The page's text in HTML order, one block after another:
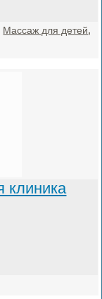
Массаж для детей,
клиника